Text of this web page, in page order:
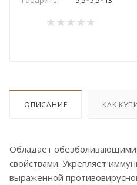
ОПИСАНИЕ КАК
Обладает
свойствами. Укрепляет
выраженной